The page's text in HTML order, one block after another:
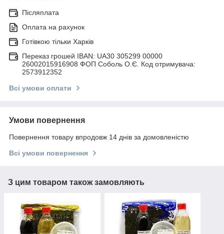
Післяплата
Оплата на рахунок
Готівкою тільки Харків
Переказ грошей IBAN: UA30 305299 00000
26002015916908 ФОП Соболь О.Є. Код отримувача:
2573912352
Всі умови оплати
Умови повернення
Повернення товару впродовж 14 днів за домовленістю
Всі умови повернення
З цим товаром також замовляють